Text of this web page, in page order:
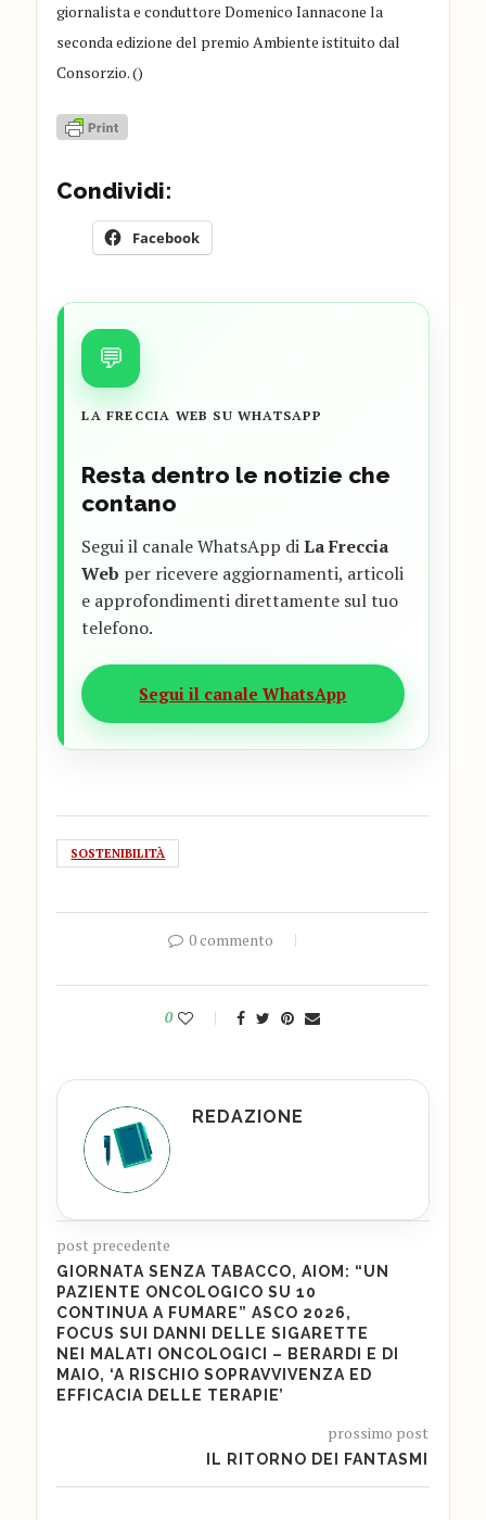
giornalista e conduttore Domenico Iannacone la
seconda edizione del premio Ambiente istituito dal
Consorzio. ()
Condividi:
Facebook
💬
LA FRECCIA WEB SU WHATSAPP
Resta dentro le notizie che
contano
Segui il canale WhatsApp diLa Freccia
Web per ricevere aggiornamenti, articoli
e approfondimenti direttamente sul tuo
telefono.
Segui il canale WhatsApp
SOSTENIBILITÀ
0 commento
0
REDAZIONE
post precedente
GIORNATA SENZA TABACCO, AIOM: “UN
PAZIENTE ONCOLOGICO SU 10
CONTINUA A FUMARE” ASCO 2026,
FOCUS SUI DANNI DELLE SIGARETTE
NEI MALATI ONCOLOGICI – BERARDI E DI
MAIO, ‘A RISCHIO SOPRAVVIVENZA ED
EFFICACIA DELLE TERAPIE’
prossimo post
IL RITORNO DEI FANTASMI